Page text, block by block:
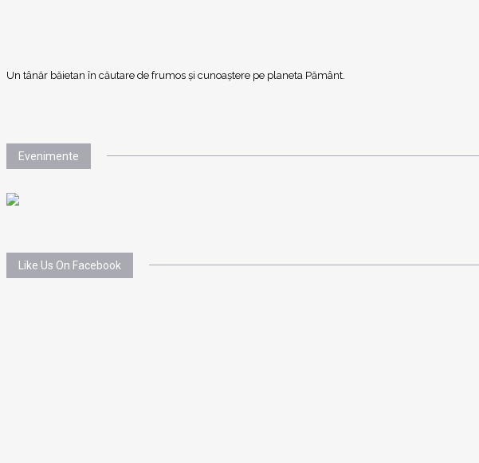
Un tânăr băietan în căutare de frumos și cunoaștere pe planeta Pământ.
Evenimente
Like Us On Facebook